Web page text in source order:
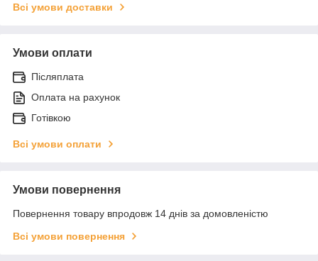
Всі умови доставки
Умови оплати
Післяплата
Оплата на рахунок
Готівкою
Всі умови оплати
Умови повернення
Повернення товару впродовж 14 днів за домовленістю
Всі умови повернення